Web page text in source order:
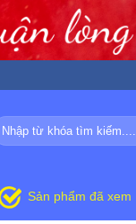
Sản phẩm đã xem